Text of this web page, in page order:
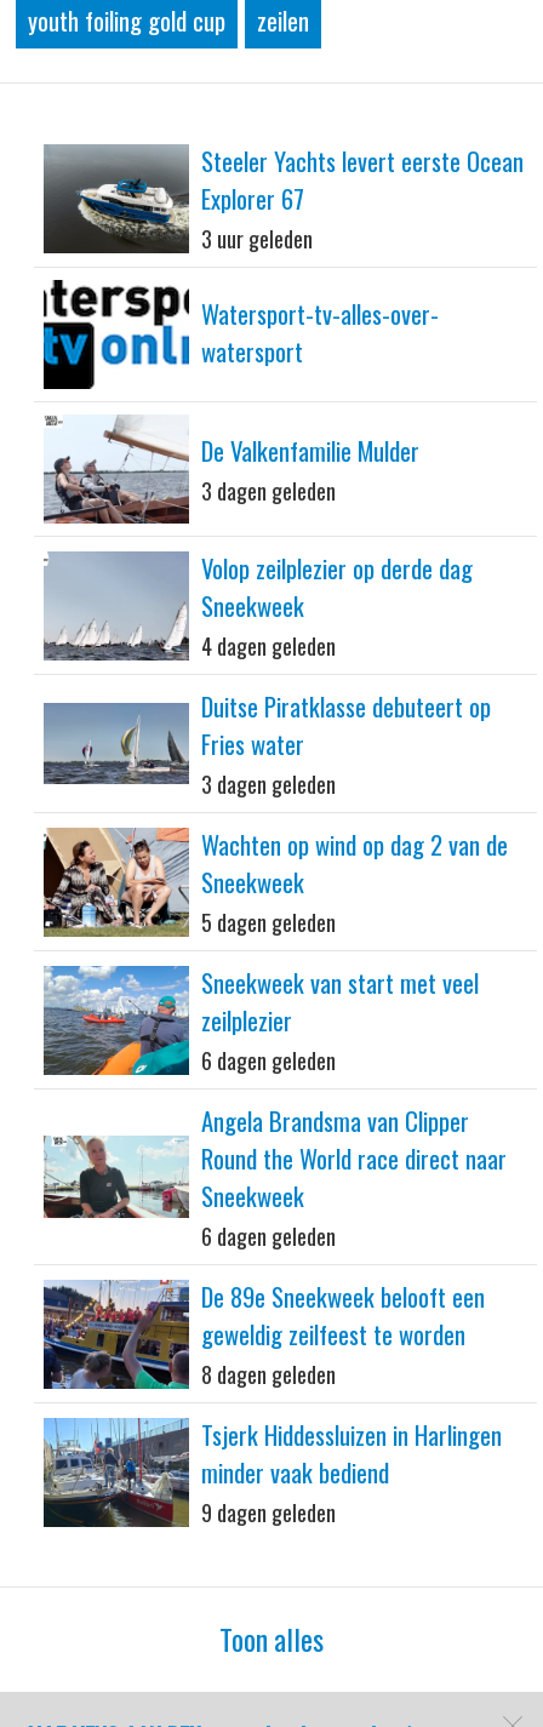
youth foiling gold cup
zeilen
Steeler Yachts levert eerste Ocean
Explorer 67
3 uur geleden
Watersport-tv-alles-over-
watersport
De Valkenfamilie Mulder
3 dagen geleden
Volop zeilplezier op derde dag
Sneekweek
4 dagen geleden
Duitse Piratklasse debuteert op
Fries water
3 dagen geleden
Wachten op wind op dag 2 van de
Sneekweek
5 dagen geleden
Sneekweek van start met veel
zeilplezier
6 dagen geleden
Angela Brandsma van Clipper
Round the World race direct naar
Sneekweek
6 dagen geleden
De 89e Sneekweek belooft een
geweldig zeilfeest te worden
8 dagen geleden
Tsjerk Hiddessluizen in Harlingen
minder vaak bediend
9 dagen geleden
Toon alles